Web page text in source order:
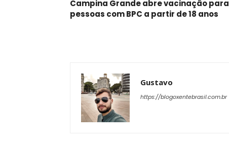
Campina Grande abre vacinação para
pessoas com BPC a partir de 18 anos
Gustavo
https://blogoxentebrasil.com.br